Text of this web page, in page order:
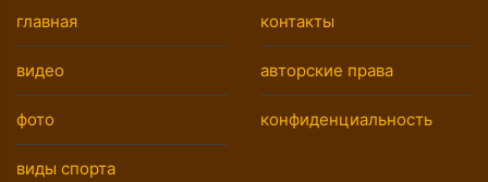
главная
видео
фото
виды спорта
контакты
авторские права
конфиденциальность